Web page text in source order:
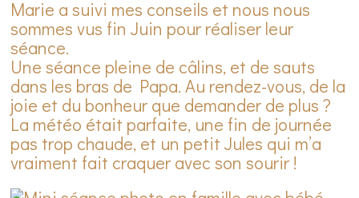
Marie a suivi mes conseils et nous nous
sommes vus fin Juin pour réaliser leur
séance.
Une séance pleine de câlins, et de sauts
dans les bras de Papa. Au rendez-vous, de la
joie et du bonheur que demander de plus ?
La météo était parfaite, une fin de journée
pas trop chaude, et un petit Jules qui m’a
vraiment fait craquer avec son sourir !